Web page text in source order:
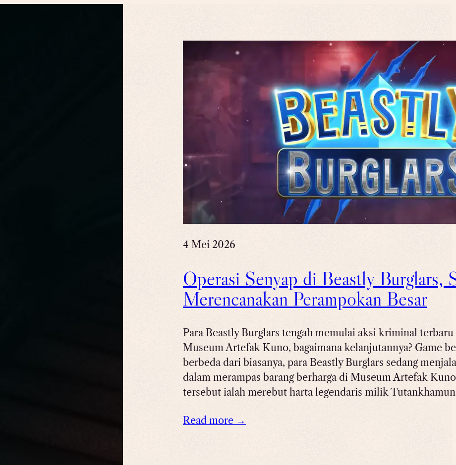
4 Mei 2026
Operasi Senyap di Beastly Burglars,
Merencanakan Perampokan Besar
Para Beastly Burglars tengah memulai aksi kriminal
Museum Artefak Kuno, bagaimana kelanjutannya? Game
berbeda dari biasanya, para Beastly Burglars sedang
dalam merampas barang berharga di Museum Artefak
tersebut ialah merebut harta legendaris milik
Read more →